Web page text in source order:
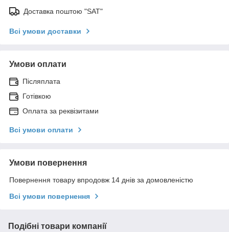
Доставка поштою "SAT"
Всі умови доставки
Умови оплати
Післяплата
Готівкою
Оплата за реквізитами
Всі умови оплати
Умови повернення
Повернення товару впродовж 14 днів за домовленістю
Всі умови повернення
Подібні товари компанії